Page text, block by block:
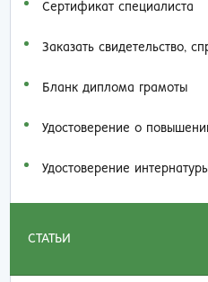
Сертификат специалиста
Заказать cвидетельство,
Бланк диплома грамоты
Удостоверение о
Удостоверение
СТАТЬИ